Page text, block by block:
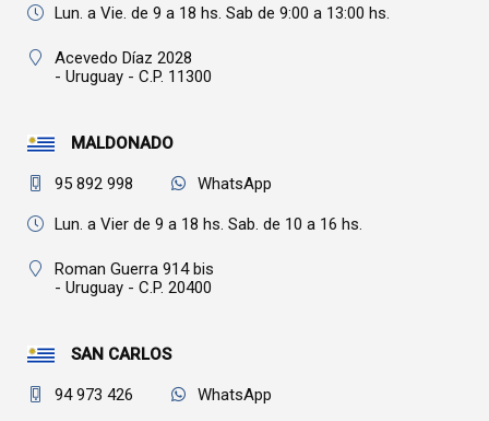
Lun. a Vie. de 9 a 18 hs. Sab de 9:00 a 13:00 hs.
Acevedo Díaz 2028
- Uruguay - C.P. 11300
MALDONADO
95 892 998 WhatsApp
Lun. a Vier de 9 a 18 hs. Sab. de 10 a 16 hs.
Roman Guerra 914 bis
- Uruguay - C.P. 20400
SAN CARLOS
94 973 426 WhatsApp